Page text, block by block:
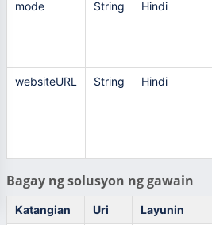
mode String Hindi
websiteURL String Hindi
Bagay ng solusyon ng gawain
Katangian Uri Layunin